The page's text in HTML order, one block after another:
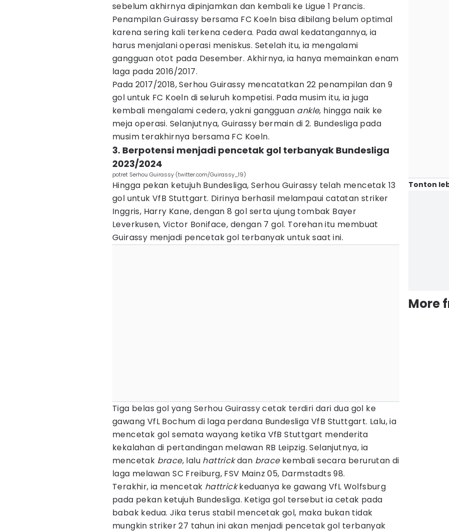
sebelum akhirnya dipinjamkan dan kembali ke Ligue 1 Prancis.
Penampilan Guirassy bersama FC Koeln bisa dibilang belum optimal
karena sering kali terkena cedera. Pada awal kedatangannya, ia
harus menjalani operasi meniskus. Setelah itu, ia mengalami
gangguan otot pada Desember. Akhirnya, ia hanya memainkan enam
laga pada 2016/2017.
Pada 2017/2018, Serhou Guirassy mencatatkan 22 penampilan dan 9
gol untuk FC Koeln di seluruh kompetisi. Pada musim itu, ia juga
kembali mengalami cedera, yakni gangguan ankle, hingga naik ke
meja operasi. Selanjutnya, Guirassy bermain di 2. Bundesliga pada
musim terakhirnya bersama FC Koeln.
3. Berpotensi menjadi pencetak gol terbanyak Bundesliga
2023/2024
potret Serhou Guirassy (twitter.com/Guirassy_19)
Hingga pekan ketujuh Bundesliga, Serhou Guirassy telah mencetak 13
gol untuk VfB Stuttgart. Dirinya berhasil melampaui catatan striker
Inggris, Harry Kane, dengan 8 gol serta ujung tombak Bayer
Leverkusen, Victor Boniface, dengan 7 gol. Torehan itu membuat
Guirassy menjadi pencetak gol terbanyak untuk saat ini.
Tiga belas gol yang Serhou Guirassy cetak terdiri dari dua gol ke
gawang VfL Bochum di laga perdana Bundesliga VfB Stuttgart. Lalu, ia
mencetak gol semata wayang ketika VfB Stuttgart menderita
kekalahan di pertandingan melawan RB Leipzig. Selanjutnya, ia
mencetak brace, lalu hattrickdan bracekembali secara berurutan di
laga melawan SC Freiburg, FSV Mainz 05, Darmstadts 98.
Terakhir, ia mencetak hattrickkeduanya ke gawang VfL Wolfsburg
pada pekan ketujuh Bundesliga. Ketiga gol tersebut ia cetak pada
babak kedua. Jika terus stabil mencetak gol, maka bukan tidak
mungkin striker 27 tahun ini akan menjadi pencetak gol terbanyak
Tonton
More